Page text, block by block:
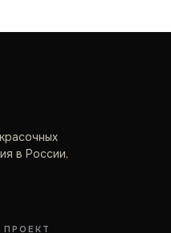
в России,
ПРОЕКТ